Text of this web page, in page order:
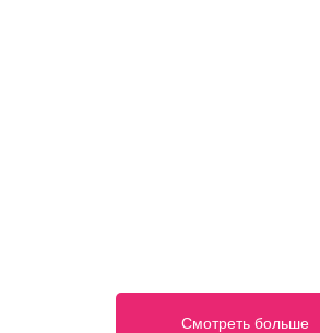
Смотреть больше